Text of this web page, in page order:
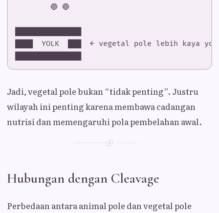
Jadi, vegetal pole bukan “tidak penting”. Justru
wilayah ini penting karena membawa cadangan
nutrisi dan memengaruhi pola pembelahan awal.
Hubungan dengan Cleavage
Perbedaan antara animal pole dan vegetal pole